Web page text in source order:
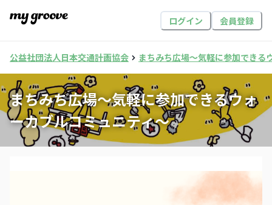
ログイン 会員登録
公益社団法人日本交通計画協会 まちみち広場～気軽に参加できる
まちみち広場～気軽に参加できるウォ
ーカブルコミュニティ～